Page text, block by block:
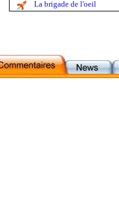
La brigade de l'oeil